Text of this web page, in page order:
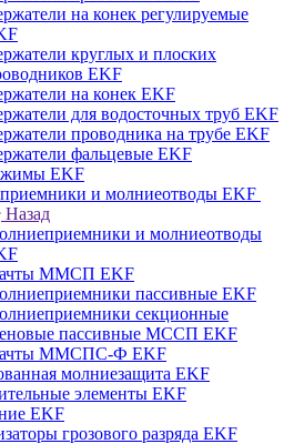
на конек регулируемые
круглых и плоских
EKF
на конек EKF
для водосточных труб EKF
проводника на трубе EKF
фальцевые EKF
EKF
и молниеотводы EKF
Назад
и молниеотводы
ММСП EKF
пассивные EKF
секционные
пассивные МССП EKF
ММСПС-Ф EKF
молниезащита EKF
элементы EKF
EKF
грозового разряда EKF